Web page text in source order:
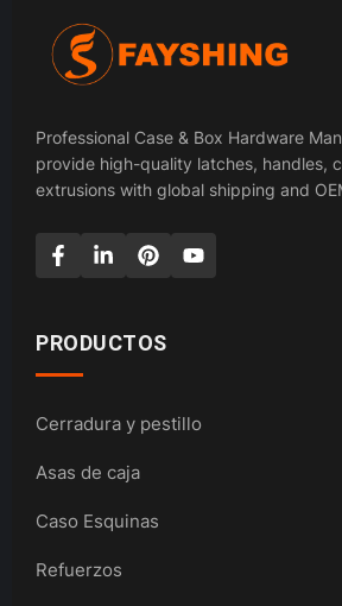
Professional Case & Box Hardware
provide high-quality latches, handles,
extrusions with global shipping and
PRODUCTOS
Cerradura y pestillo
Asas de caja
Caso Esquinas
Refuerzos